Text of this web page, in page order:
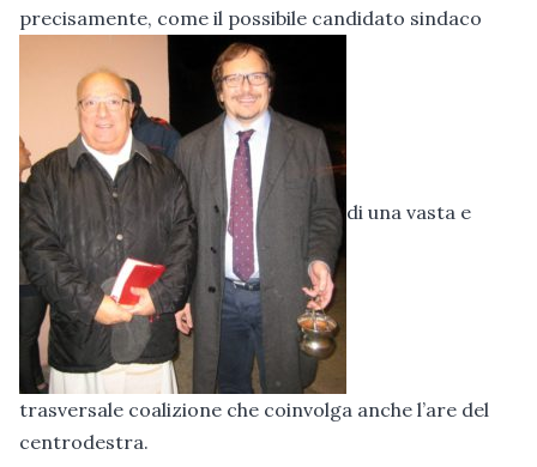
precisamente, come il possibile candidato sindaco
di una vasta e
trasversale coalizione che coinvolga anche l’are del
centrodestra.